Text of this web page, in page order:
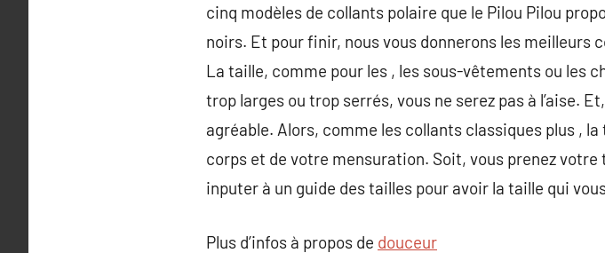
cinq modèles de collants polaire que le Pilou Pilou
noirs. Et pour finir, nous vous donnerons les meilleurs
La taille, comme pour les , les sous-vêtements ou les
trop larges ou trop serrés, vous ne serez pas à l’aise.
agréable. Alors, comme les collants classiques plus ,
corps et de votre mensuration. Soit, vous prenez votre
inputer à un guide des tailles pour avoir la taille qui
Plus d’infos à propos de douceur